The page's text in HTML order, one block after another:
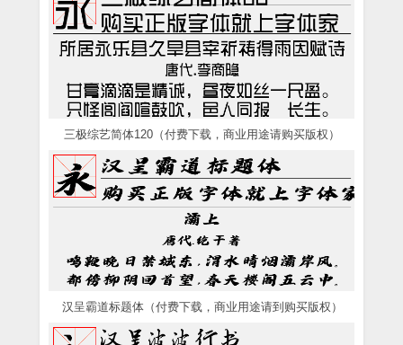
三极综艺简体120（付费下载，商业用途请购买版权）
汉呈霸道标题体（付费下载，商业用途请到购买版权）